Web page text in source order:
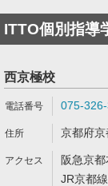
ITTO個別指導
西京極校
075-
京都府
阪急京
JR京都